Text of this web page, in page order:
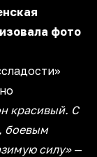
фото
красивый. С
боевым
силу»—